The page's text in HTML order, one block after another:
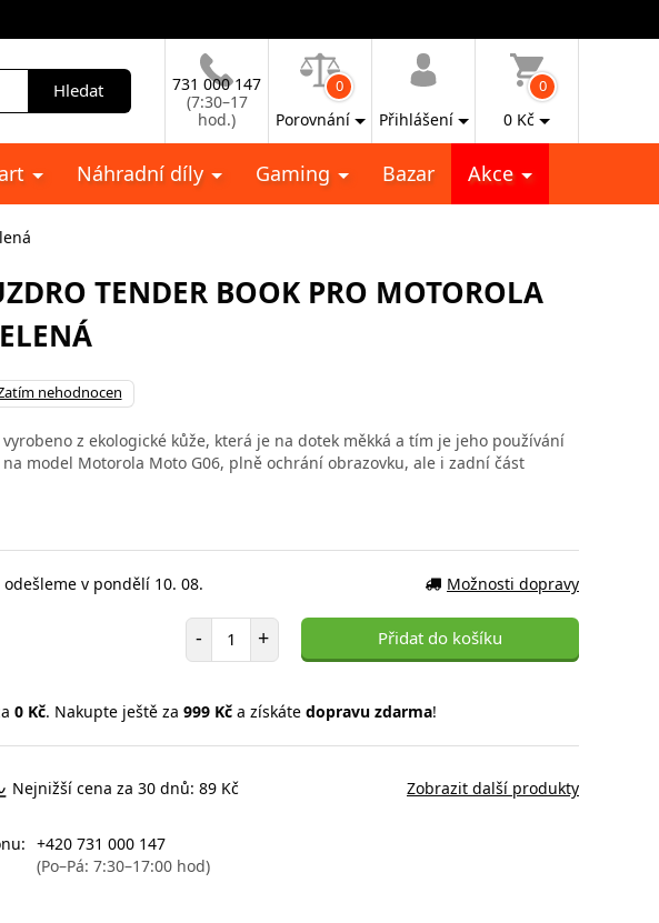
Hledat
731 000 147
(7:30–17
hod.)
0
Porovnání Přihlášení
0
0 Kč
Náhradní díly Gaming Bazar Akce
TENDER BOOK PRO MOTOROLA
nehodnocen
vyrobeno z ekologické kůže, která je na dotek měkká a tím je jeho používání
model Motorola Moto G06, plně ochrání obrazovku, ale i zadní část
odešleme v pondělí 10. 08. Možnosti dopravy
- Počet položek
+ Přidat do košíku
0 Kč. Nakupte ještě za 999 Kča získáte dopravu zdarma!
Nejnižší cena za 30 dnů: 89 Kč
+420 731 000 147
(Po–Pá: 7:30–17:00 hod)
Zobrazit další produkty